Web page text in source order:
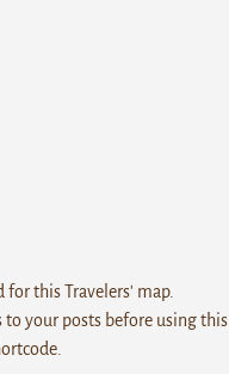
this Travelers' map.
to your posts before using this